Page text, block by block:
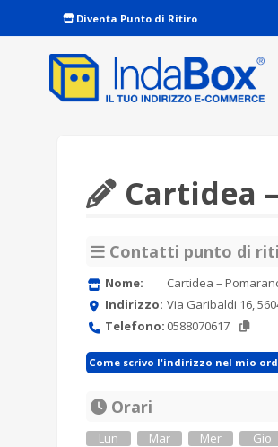
Diventa Punto di Ritiro
Cartidea
Contatti punto di
Nome:
Cartidea –
Indirizzo: Via Garibaldi 16,
Telefono: 0588070617
Come scrivo l'indirizzo nel mio
Orari
Lun
Mar
Mer
Gio